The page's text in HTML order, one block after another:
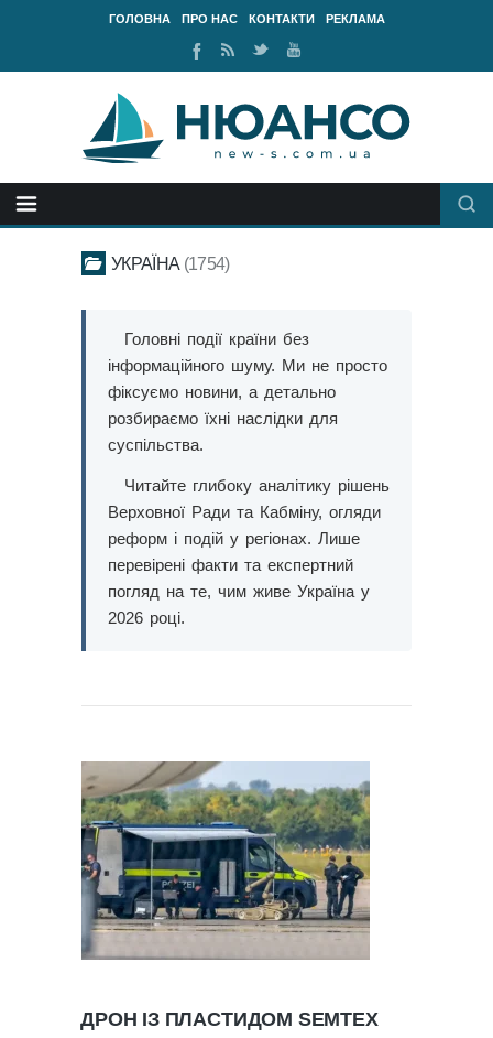
ГОЛОВНА ПРО НАС КОНТАКТИ РЕКЛАМА
Ми
у
RSS
стрічка
Ми
Наш
канал
УКРАЇНА 1754
Головні події країни без
інформаційного шуму. Ми не просто
фіксуємо новини, а детально
розбираємо їхні наслідки для
суспільства.
Читайте глибоку аналітику рішень
Верховної Ради та Кабміну, огляди
реформ і подій у регіонах. Лише
перевірені факти та експертний
погляд на те, чим живе Україна у
2026 році.
ДРОН ІЗ ПЛАСТИДОМ SEMTEX